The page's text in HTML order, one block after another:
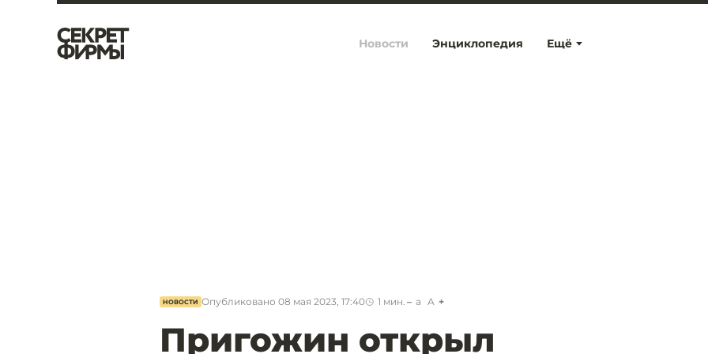
Ещё
Новости Энциклопедия
НОВОСТИ Опубликовано 08 мая 2023, 17:40 1 мин. a A
Пригожин открыл